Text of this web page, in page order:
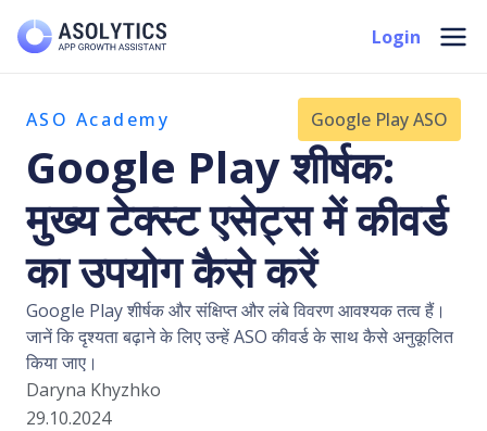
Login
ASO Academy Google Play ASO
Google Play शीर्षक:
मुख्य टेक्स्ट एसेट्स में कीवर्ड
का उपयोग कैसे करें
Google Play शीर्षक और संक्षिप्त और लंबे विवरण आवश्यक तत्व हैं।
जानें कि दृश्यता बढ़ाने के लिए उन्हें ASO कीवर्ड के साथ कैसे अनुकूलित
किया जाए।
Daryna Khyzhko
29.10.2024